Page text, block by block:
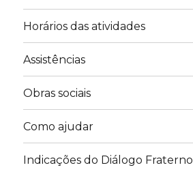
Horários das atividades
Assistências
Obras sociais
Como ajudar
Indicações do Diálogo Fraterno